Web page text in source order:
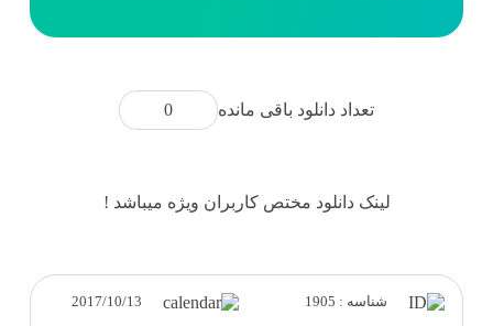
تعداد دانلود باقی مانده 0
لینک دانلود مختص کاربران ویژه میباشد !
شناسه : 1905